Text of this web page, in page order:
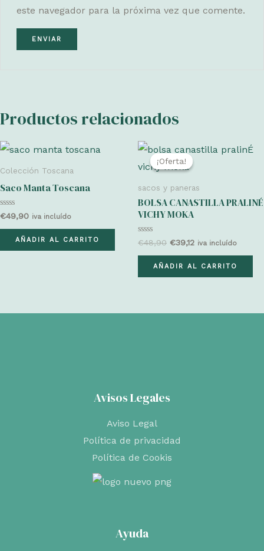
este navegador para la próxima vez que comente.
Productos relacionados
Colección Toscana
Saco Manta Toscana
Valorado
0
€49,90 iva incluído
AÑADIR AL CARRITO
¡Oferta!
¡Oferta!
sacos y paneras
BOLSA CANASTILLA PRALINÉ
VICHY MOKA
Valorado
0
€48,90 El
original
€39,12El
actual
iva incluído
AÑADIR AL CARRITO
Avisos Legales
Aviso Legal
Política de privacidad
Política de Cookis
Ayuda